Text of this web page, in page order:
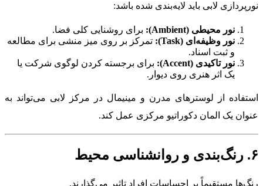
نورپردازی لابی باید لایه‌بندی شده باشد:
نور محیطی (Ambient):
برای روشنایی کلی فضا.
نور وظیفه‌ای (Task):
تمرکز بر روی میز منشی برای مطالعه
و ثبت اسناد.
نور تاکیدی (Accent):
برای برجسته کردن لوگوی شرکت یا
یک اثر هنری روی دیوار.
استفاده از لوسترهای مدرن و مینیمال در مرکز لابی می‌تواند به
عنوان یک المان دکوراتیو مرکزی عمل کند.
۶. رنگ‌بندی و روانشناسی محیط
رنگ‌ها مستقیماً بر احساسات افراد تاثیر می‌گذارند.